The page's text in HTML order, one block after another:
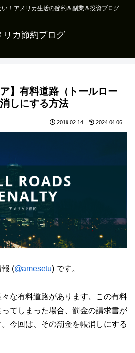
！アメリカ生活の節約＆副業＆投資ブログ
リカ節約ブログ
】有料道路（トールロー
しにする方法
2019.02.14 2024.04.06
報 (@amesetu) です。
な有料道路があります。この有料
てしまった場合、罰金の請求書が
今回は、その罰金を帳消しにする